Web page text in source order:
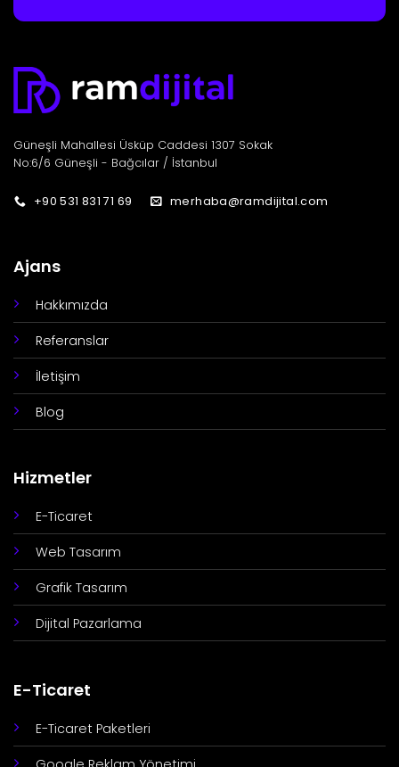
Güneşli Mahallesi Üsküp Caddesi 1307 Sokak
No:6/6 Güneşli - Bağcılar / İstanbul
+90 531 831 71 69 merhaba@ramdijital.com
Ajans
Hakkımızda
Referanslar
İletişim
Blog
Hizmetler
E-Ticaret
Web Tasarım
Grafik Tasarım
Dijital Pazarlama
E-Ticaret
E-Ticaret Paketleri